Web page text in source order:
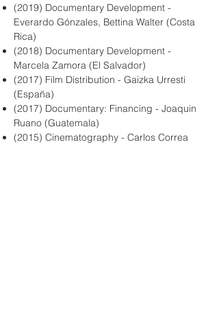
(2019) Documentary Development -
Everardo Gónzales, Bettina Walter (Costa
Rica)
(2018) Documentary Development -
Marcela Zamora (El Salvador)
(2017) Film Distribution - Gaizka Urresti
(España)
(2017) Documentary: Financing - Joaquin
Ruano (Guatemala)
(2015) Cinematography - Carlos Correa